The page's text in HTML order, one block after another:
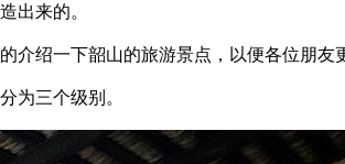
出来的。
介绍一下韶山的旅游景点，以便各位朋友
为三个级别。